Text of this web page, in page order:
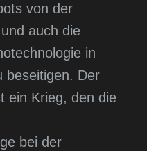
von der
auch die
in
beseitigen. Der
ein Krieg, den die
bei der